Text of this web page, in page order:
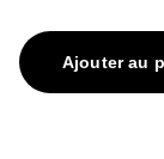
Ajouter au